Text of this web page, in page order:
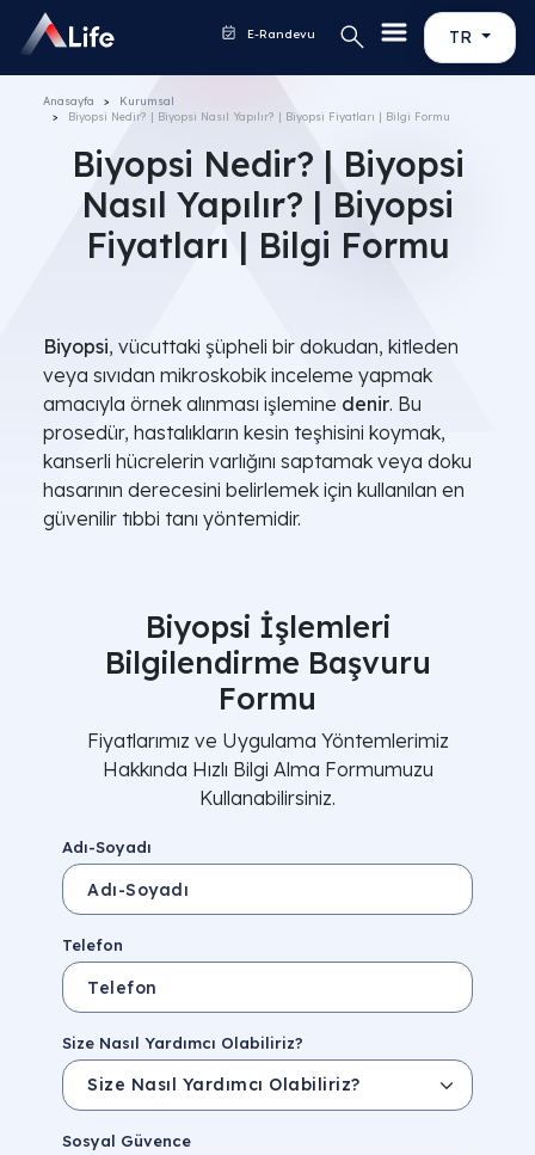
TR
E-Randevu
Anasayfa
Kurumsal
Biyopsi Nedir? | Biyopsi Nasıl Yapılır? | Biyopsi Fiyatları | Bilgi Formu
Biyopsi Nedir? | Biyopsi
Nasıl Yapılır? | Biyopsi
Fiyatları | Bilgi Formu
Biyopsi, vücuttaki şüpheli bir dokudan, kitleden
veya sıvıdan mikroskobik inceleme yapmak
amacıyla örnek alınması işlemine denir. Bu
prosedür, hastalıkların kesin teşhisini koymak,
kanserli hücrelerin varlığını saptamak veya doku
hasarının derecesini belirlemek için kullanılan en
güvenilir tıbbi tanı yöntemidir.
Biyopsi İşlemleri
Bilgilendirme Başvuru
Formu
Fiyatlarımız ve Uygulama Yöntemlerimiz
Hakkında Hızlı Bilgi Alma Formumuzu
Kullanabilirsiniz.
Adı-Soyadı
Telefon
Size Nasıl Yardımcı Olabiliriz?
Sosyal Güvence